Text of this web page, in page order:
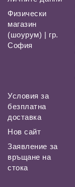
Физически
магазин
(шоурум) | гр.
София
Условия за
безплатна
доставка
Нов сайт
Заявление за
връщане на
стока